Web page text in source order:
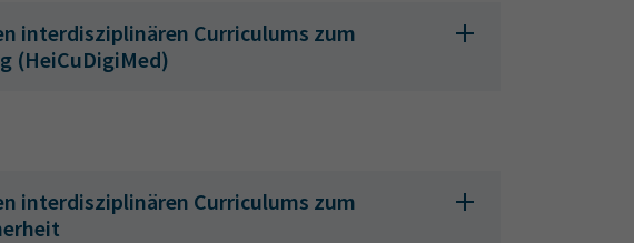
interdisziplinären Curriculums zum
(HeiCuDigiMed)
interdisziplinären Curriculums zum